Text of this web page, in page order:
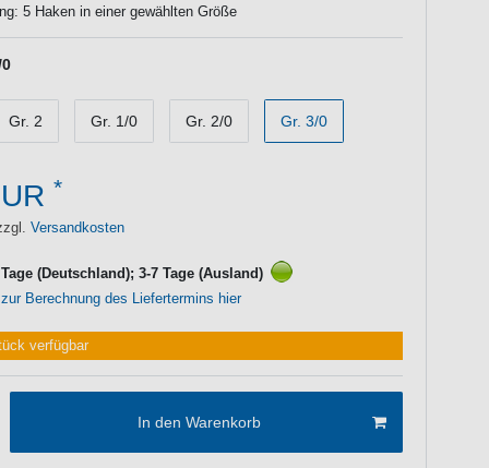
5 Haken in einer gewählten Größe
Gr. 2 Gr. 1/0 Gr. 2/0 Gr. 3/0
*
Versandkosten
(Deutschland); 3-7 Tage (Ausland)
Berechnung des Liefertermins hier
verfügbar
In den Warenkorb